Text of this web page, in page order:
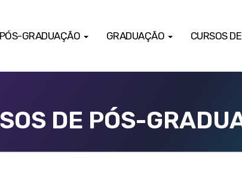
PÓS-GRADUAÇÃO GRADUAÇÃO CURSOS
DE PÓS-